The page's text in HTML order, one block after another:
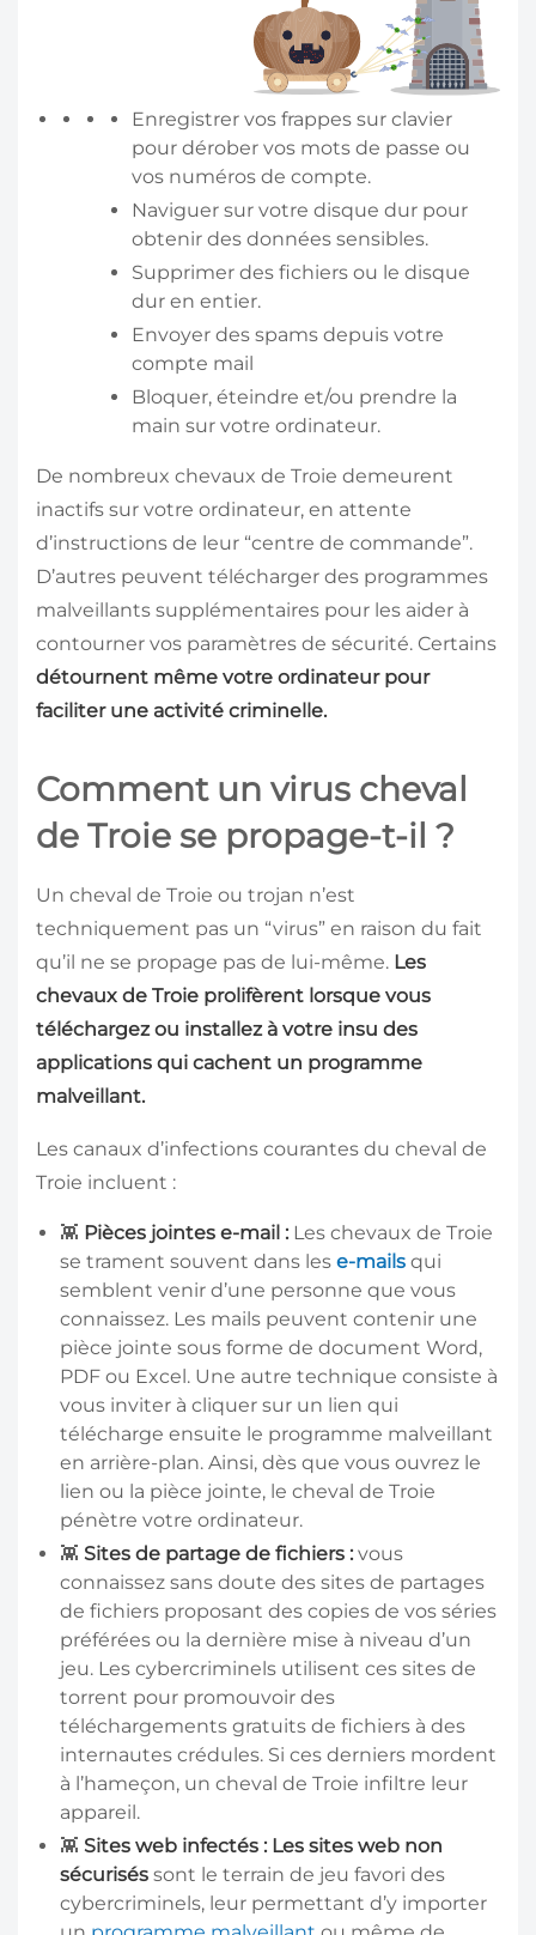
Enregistrer vos frappes sur clavier
pour dérober vos mots de passe ou
vos numéros de compte.
Naviguer sur votre disque dur pour
obtenir des données sensibles.
Supprimer des fichiers ou le disque
dur en entier.
Envoyer des spams depuis votre
compte mail
Bloquer, éteindre et/ou prendre la
main sur votre ordinateur.
De nombreux chevaux de Troie demeurent
inactifs sur votre ordinateur, en attente
d’instructions de leur “centre de commande”.
D’autres peuvent télécharger des programmes
malveillants supplémentaires pour les aider à
contourner vos paramètres de sécurité. Certains
détournent même votre ordinateur pour
faciliter une activité criminelle.
Comment un virus cheval
de Troie se propage-t-il ?
Un cheval de Troie ou trojan n’est
techniquement pas un “virus” en raison du fait
qu’il ne se propage pas de lui-même. Les
chevaux de Troie prolifèrent lorsque vous
téléchargez ou installez à votre insu des
applications qui cachent un programme
malveillant.
Les canaux d’infections courantes du cheval de
Troie incluent :
👾 Pièces jointes e-mail : Les chevaux de Troie
se trament souvent dans les e-mails qui
semblent venir d’une personne que vous
connaissez. Les mails peuvent contenir une
pièce jointe sous forme de document Word,
PDF ou Excel. Une autre technique consiste à
vous inviter à cliquer sur un lien qui
télécharge ensuite le programme malveillant
en arrière-plan. Ainsi, dès que vous ouvrez le
lien ou la pièce jointe, le cheval de Troie
pénètre votre ordinateur.
👾 Sites de partage de fichiers : vous
connaissez sans doute des sites de partages
de fichiers proposant des copies de vos séries
préférées ou la dernière mise à niveau d’un
jeu. Les cybercriminels utilisent ces sites de
torrent pour promouvoir des
téléchargements gratuits de fichiers à des
internautes crédules. Si ces derniers mordent
à l’hameçon, un cheval de Troie infiltre leur
appareil.
👾 Sites web infectés : Les sites web non
sécurisés sont le terrain de jeu favori des
cybercriminels, leur permettant d’y importer